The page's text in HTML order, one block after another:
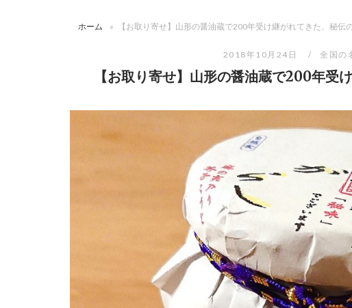
ホーム » 【お取り寄せ】山形の醤油蔵で200年受け継がれてきた、秘伝
2018年10月24日 全国の
【お取り寄せ】山形の醤油蔵で200年受